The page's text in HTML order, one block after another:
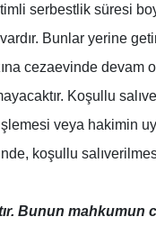
serbestlik süresi
Bunlar yerine
cezaevinde devam
Koşullu
veya hakimin
koşullu
Bunun mahkumun